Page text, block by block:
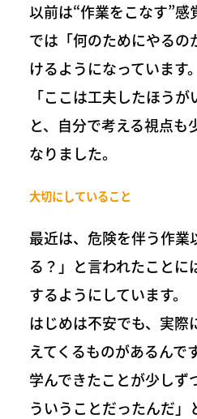
以前は“作業をこなす”
では「何のためにやるの
けるようになっています。
「ここは工夫したほうが
と、自分で考える視点も
なりました。
大切にしていること
最近は、危険を伴う作業
る？」と言われたことに
するようにしています。
はじめは不安でも、実際
えてくるものがあるんです
学んできたことが少しず
ういうことだったんだ